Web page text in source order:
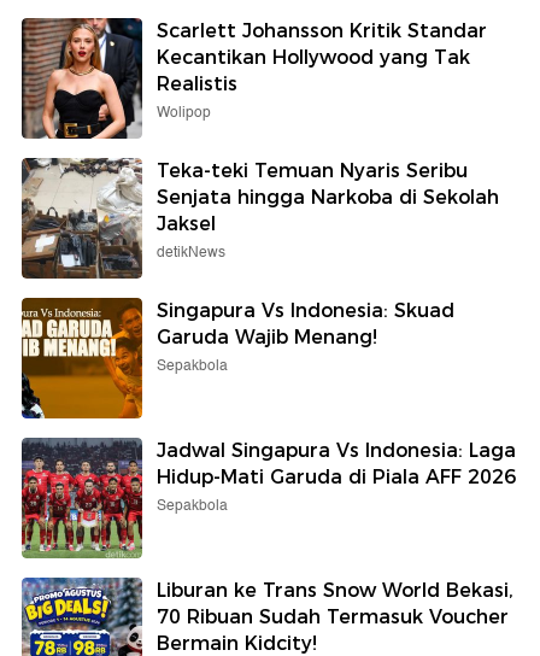
Scarlett Johansson Kritik Standar
Kecantikan Hollywood yang Tak
Realistis
Wolipop
Teka-teki Temuan Nyaris Seribu
Senjata hingga Narkoba di Sekolah
Jaksel
detikNews
Singapura Vs Indonesia: Skuad
Garuda Wajib Menang!
Sepakbola
Jadwal Singapura Vs Indonesia: Laga
Hidup-Mati Garuda di Piala AFF 2026
Sepakbola
Liburan ke Trans Snow World Bekasi,
70 Ribuan Sudah Termasuk Voucher
Bermain Kidcity!